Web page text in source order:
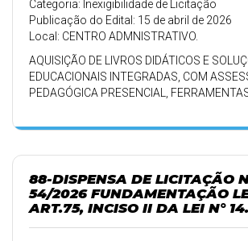
Categoria: Inexigibilidade de Licitação
Publicação do Edital: 15 de abril de 2026
Local: CENTRO ADMNISTRATIVO.
AQUISIÇÃO DE LIVROS DIDÁTICOS E
EDUCACIONAIS INTEGRADAS, COM
PEDAGÓGICA PRESENCIAL,
INSTITUCIONAL.
88-DISPENSA DE LICITAÇÃO
54/2026 FUNDAMENTAÇÃO
ART.75, INCISO II DA LEI N°